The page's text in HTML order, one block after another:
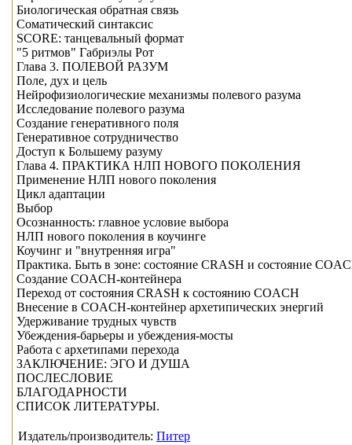
Биологическая обратная связь
Соматический синтаксис
SCORE: танцевальный формат
"5 ритмов" Габриэлы Рот
Глава 3. ПОЛЕВОЙ РАЗУМ
Поле, дух и цель
Нейрофизиологические механизмы полевого разума
Исследование полевого разума
Создание генеративного поля
Генеративное сотрудничество
Доступ к Большему разуму
Глава 4. ПРАКТИКА НЛП НОВОГО ПОКОЛЕНИЯ
Применение НЛП нового поколения
Цикл адаптации
Выбор
Осознанность: главное условие выбора
НЛП нового поколения в коучинге
Коучинг и "внутренняя игра"
Практика. Быть в зоне: состояние CRASH и состояние
Создание COACH-контейнера
Переход от состояния CRASH к состоянию COACH
Внесение в COACH-контейнер архетипических энергий
Удерживание трудных чувств
Убеждения-барьеры и убеждения-мосты
Работа с архетипами перехода
ЗАКЛЮЧЕНИЕ: ЭГО И ДУША
ПОСЛЕСЛОВИЕ
БЛАГОДАРНОСТИ
СПИСОК ЛИТЕРАТУРЫ.
Издатель/производитель: Питер